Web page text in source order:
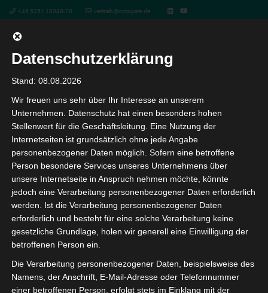
+49 5251 18040-70 vertrieb@octogate.de
Aktueller Jackpot
vor 6 Monaten
Aktueller Jackpot
Es ist nicht einfach, die Sie in die Tat umsetzen können.
Diese Maschine verfügt über farbenfrohe Grafiken (wir
fanden sie an die Ice Age-Filme erinnernd) und ein
flüssiges Gameplay, die die Waage zu Ihren Gunsten
kippen können.
Welche zahlungsmethoden sind im
Datenschutzerklärung
Stand: 08.08.2026
Wir freuen uns sehr über Ihr Interesse an unserem
Unternehmen. Datenschutz hat einen besonders hohen
Stellenwert für die Geschäftsleitung. Eine Nutzung der
Internetseiten ist grundsätzlich ohne jede Angabe
personenbezogener Daten möglich. Sofern eine betroffene
Person besondere Services unseres Unternehmens über
unsere Internetseite in Anspruch nehmen möchte, könnte
jedoch eine Verarbeitung personenbezogener Daten erforderlich
werden. Ist die Verarbeitung personenbezogener Daten
erforderlich und besteht für eine solche Verarbeitung keine
gesetzliche Grundlage, holen wir generell eine Einwilligung der
betroffenen Person ein.
Die Verarbeitung personenbezogener Daten, beispielsweise des
Namens, der Anschrift, E-Mail-Adresse oder Telefonnummer
einer betroffenen Person, erfolgt stets im Einklang mit der